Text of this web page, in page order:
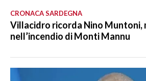
CRONACA SARDEGNA
Villacidro ricorda Nino Muntoni,
nell’incendio di Monti Mannu